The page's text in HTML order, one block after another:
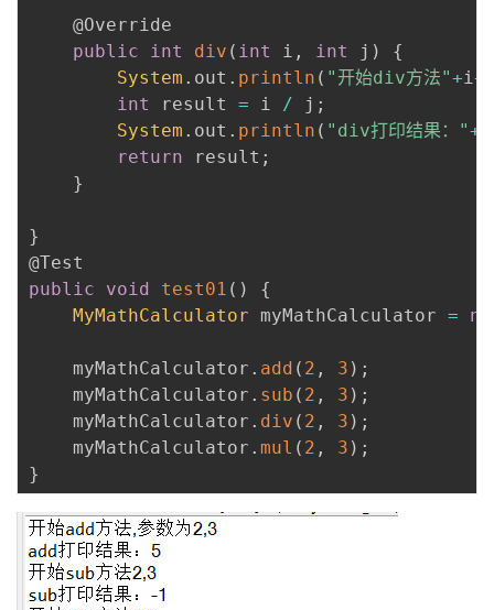
@Override
public
int div ( int i , int j )
{
System . out . println ( "开始div方法"+i+
int
result = i / j ;
System . out . println ( "div打印结果："+
return result ;
}
}
@Test
public
void test01 ( )
{
MyMathCalculator myMathCalculator =
	myMathCalculator
. add ( 2 , 3 ) ;
	myMathCalculator
. sub ( 2 , 3 ) ;
	myMathCalculator
. div ( 2 , 3 ) ;
	myMathCalculator
. mul ( 2 , 3 ) ;
}